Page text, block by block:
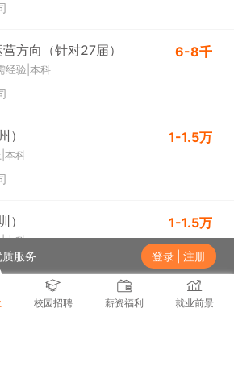
方向（针对27届）
经验 本科
6-8千
）
本科
1-1.5万
）
|本科
1-1.5万
服务 登录 注册
校园招聘 薪资福利 就业前景